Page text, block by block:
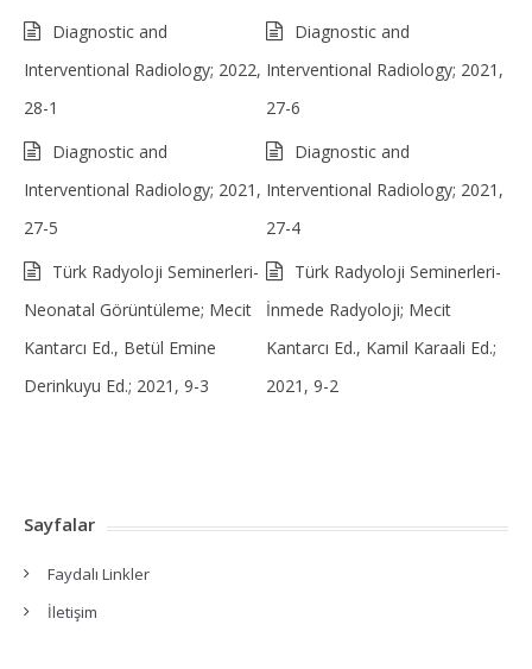
Diagnostic and
Interventional Radiology; 2022,
28-1
Diagnostic and
Interventional Radiology; 2021,
27-6
Diagnostic and
Interventional Radiology; 2021,
27-5
Diagnostic and
Interventional Radiology; 2021,
27-4
Türk Radyoloji Seminerleri-
Neonatal Görüntüleme; Mecit
Kantarcı Ed., Betül Emine
Derinkuyu Ed.; 2021, 9-3
Türk Radyoloji Seminerleri-
İnmede Radyoloji; Mecit
Kantarcı Ed., Kamil Karaali Ed.;
2021, 9-2
Sayfalar
Faydalı Linkler
İletişim